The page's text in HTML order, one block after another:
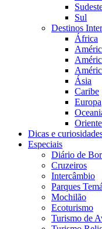
Sul
Destinos
África
Ásia
Caribe
Europa
Dicas e
Especiais
Diário de
Cruzeiros
Intercâmbio
Parques
Mochilão
Ecoturismo
Turismo de